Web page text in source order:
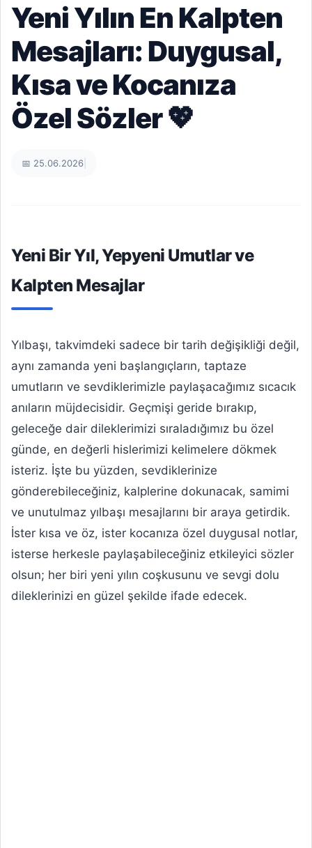
Yeni Yılın En Kalpten
Mesajları: Duygusal,
Kısa ve Kocanıza
Özel Sözler 💖
📅 25.06.2026
Yeni Bir Yıl, Yepyeni Umutlar ve
Kalpten Mesajlar
Yılbaşı, takvimdeki sadece bir tarih değişikliği değil,
aynı zamanda yeni başlangıçların, taptaze
umutların ve sevdiklerimizle paylaşacağımız sıcacık
anıların müjdecisidir. Geçmişi geride bırakıp,
geleceğe dair dileklerimizi sıraladığımız bu özel
günde, en değerli hislerimizi kelimelere dökmek
isteriz. İşte bu yüzden, sevdiklerinize
gönderebileceğiniz, kalplerine dokunacak, samimi
ve unutulmaz yılbaşı mesajlarını bir araya getirdik.
İster kısa ve öz, ister kocanıza özel duygusal notlar,
isterse herkesle paylaşabileceğiniz etkileyici sözler
olsun; her biri yeni yılın coşkusunu ve sevgi dolu
dileklerinizi en güzel şekilde ifade edecek.